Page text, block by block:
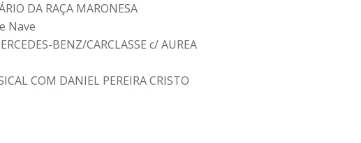
DA RAÇA MARONESA
Nave
BENZ/CARCLASSE c/ AUREA
COM DANIEL PEREIRA CRISTO